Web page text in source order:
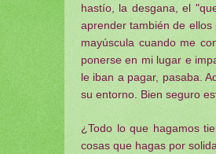
hastío, la desgana, el
aprender también de
mayúscula cuando me
ponerse en mi lugar e
le iban a pagar, pasaba.
su entorno. Bien seguro
¿Todo lo que hagamos
cosas que hagas por